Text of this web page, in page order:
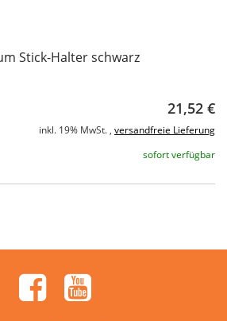
Stick-Halter schwarz
21,52 €
inkl. 19% MwSt. , versandfreie Lieferung
sofort verfügbar